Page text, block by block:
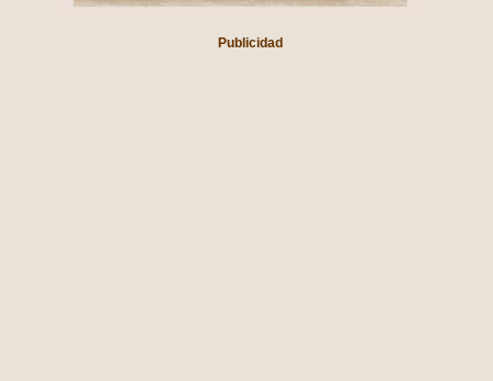
Publicidad